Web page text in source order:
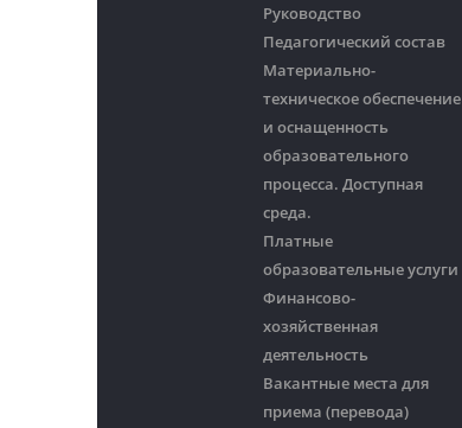
Руководство
Педагогический состав
Материально-
техническое обеспечение
и оснащенность
образовательного
процесса. Доступная
среда.
Платные
образовательные услуги
Финансово-
хозяйственная
деятельность
Вакантные места для
приема (перевода)